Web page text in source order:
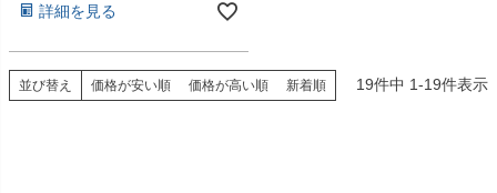
詳細を見る
並び替え 価格が安い順 価格が高い順 新着順 19件中 1-19件表示